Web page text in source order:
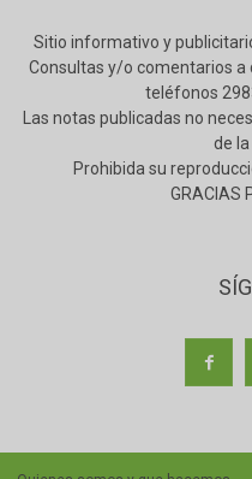
Sitio informativo y
Consultas y/o comentarios a
teléfonos
Las notas publicadas no
de la
Prohibida su
GRACIAS